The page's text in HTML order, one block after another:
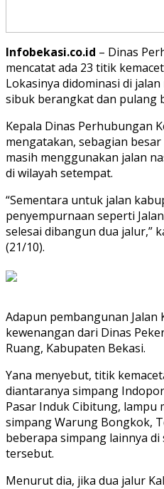
Infobekasi.co.id – Dinas
mencatat ada 23 titik
Lokasinya didominasi di
sibuk berangkat dan pulang
Kepala Dinas Perhubungan
mengatakan, sebagian
masih menggunakan jalan
di wilayah setempat.
“Sementara untuk jalan
penyempurnaan seperti
selesai dibangun dua jalur,”
(21/10).
Adapun pembangunan Jalan
kewenangan dari Dinas
Ruang, Kabupaten Bekasi.
Yana menyebut, titik
diantaranya simpang
Pasar Induk Cibitung, lampu
simpang Warung Bongkok,
beberapa simpang lainnya
tersebut.
Menurut dia, jika dua jalur